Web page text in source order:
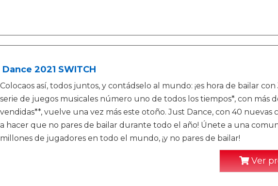
2021 SWITCH
Colocaos así, todos juntos, y contádselo al mundo: ¡es hora de bailar con
serie de juegos musicales número uno de todos los tiempos*, con más
vendidas**, vuelve una vez más este otoño. Just Dance, con 40 nuevas
a hacer que no pares de bailar durante todo el año! Únete a una
millones de jugadores en todo el mundo, ¡y no pares de bailar!
Ver